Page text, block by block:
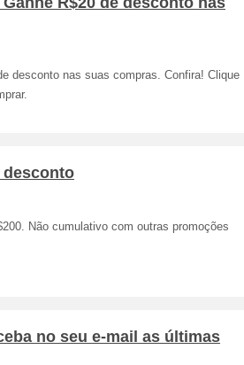
desconto nas suas compras. Confira! Clique
desconto
Não cumulativo com outras promoções
no seu e-mail as últimas